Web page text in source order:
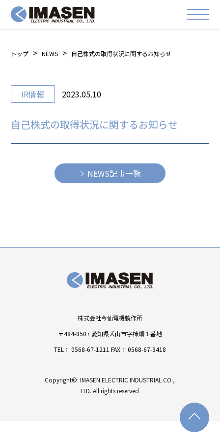
トップ NEWS 自己株式の取得状況に関するお知らせ
IR情報 2023.05.10
自己株式の取得状況に関するお知らせ
NEWS記事一覧
株式会社今仙電機製作所
〒484-8507 愛知県犬山市字柿畑１番地
TEL： 0568-67-1211 FAX： 0568-67-3418
Copyright©: IMASEN ELECTRIC INDUSTRIAL CO.,
LTD. All rights reserved